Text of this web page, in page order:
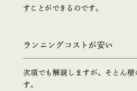
すことができるのです。
ランニングコストが安い
次項でも解説しますが、そとん
す。